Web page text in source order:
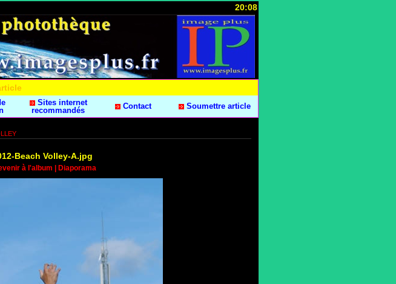
20:08
Sites internet
recommandés
Contact Soumettre article
Beach Volley-A.jpg
à l'album Diaporama